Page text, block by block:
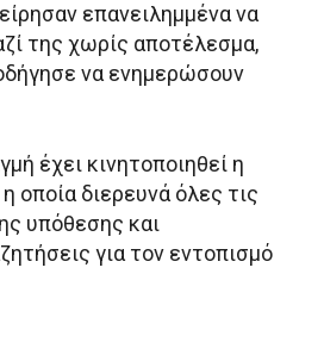
επανειλημμένα να
της χωρίς αποτέλεσμα,
να ενημερώσουν
έχει κινητοποιηθεί η
οποία διερευνά όλες τις
υπόθεσης και
για τον εντοπισμό